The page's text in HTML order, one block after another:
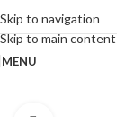
Skip to navigation
Skip to main content
MENU